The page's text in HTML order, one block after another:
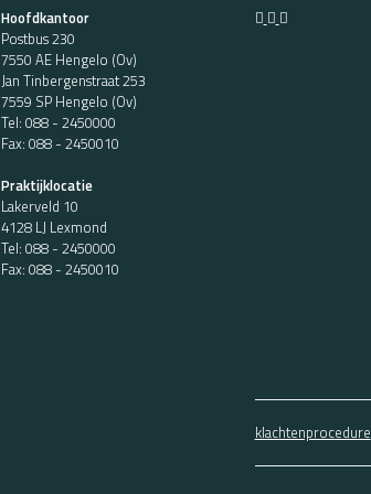
Hoofdkantoor
Postbus 230
7550 AE Hengelo (Ov)
Jan Tinbergenstraat 253
7559 SP Hengelo (Ov)
Tel:088 - 2450000
Fax: 088 - 2450010
Praktijklocatie
Lakerveld 10
4128 LJ Lexmond
Tel:088 - 2450000
Fax: 088 - 2450010
klachtenprocedure